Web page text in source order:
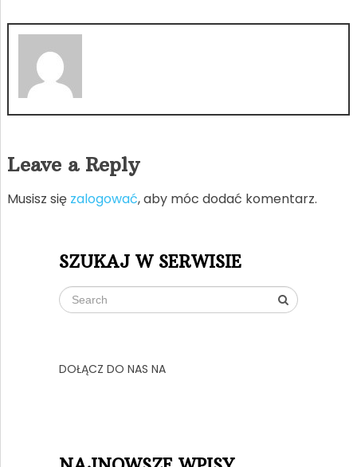
Leave a Reply
Musisz się zalogować, aby móc dodać komentarz.
SZUKAJ W SERWISIE
DOŁĄCZ DO NAS NA